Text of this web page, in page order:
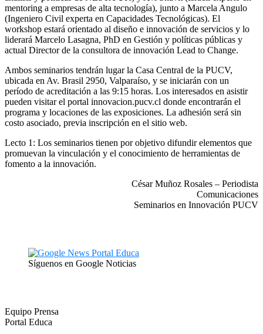
mentoring a empresas de alta tecnología), junto a Marcela Angulo
(Ingeniero Civil experta en Capacidades Tecnológicas). El
workshop estará orientado al diseño e innovación de servicios y lo
liderará Marcelo Lasagna, PhD en Gestión y políticas públicas y
actual Director de la consultora de innovación Lead to Change.
Ambos seminarios tendrán lugar la Casa Central de la PUCV,
ubicada en Av. Brasil 2950, Valparaíso, y se iniciarán con un
período de acreditación a las 9:15 horas. Los interesados en asistir
pueden visitar el portal innovacion.pucv.cl donde encontrarán el
programa y locaciones de las exposiciones. La adhesión será sin
costo asociado, previa inscripción en el sitio web.
Lecto 1: Los seminarios tienen por objetivo difundir elementos que
promuevan la vinculación y el conocimiento de herramientas de
fomento a la innovación.
César Muñoz Rosales – Periodista
Comunicaciones
Seminarios en Innovación PUCV
Síguenos en Google Noticias
Equipo Prensa
Portal Educa